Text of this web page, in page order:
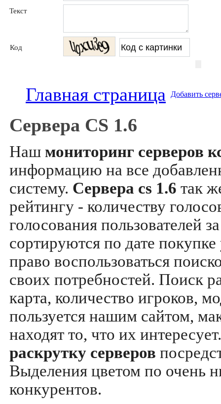
Текст
Код
Главная страница Добавить
Сервера CS 1.6
Наш мониторинг серверов
информацию на все
систему. Сервера cs 1.6 так
рейтингу - количеству
голосования пользователей
сортируются по дате
право воспользоваться
своих потребностей. Поиск
карта, количество игроков,
пользуется нашим сайтом,
находят то, что их
раскрутку серверов
Выделения цветом по очень
конкурентов.